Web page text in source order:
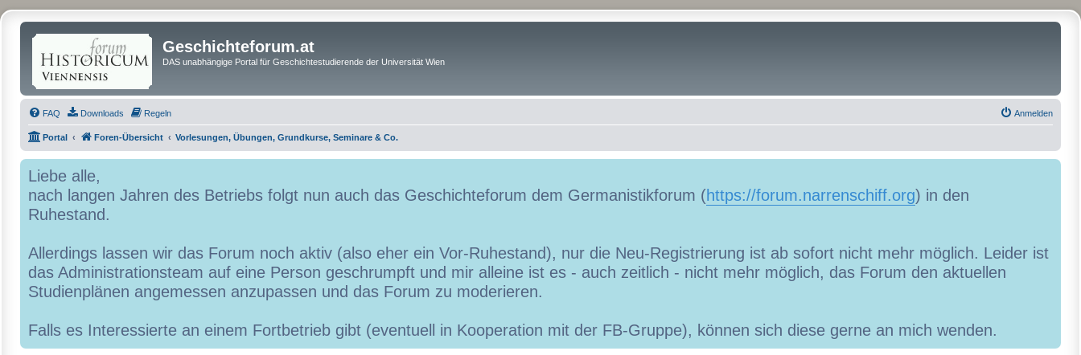
Geschichteforum.at
DAS unabhängige Portal für Geschichtestudierende der Universität Wien
FAQ Downloads Regeln Anmelden
Portal Foren-Übersicht Vorlesungen, Übungen, Grundkurse, Seminare & Co.
Liebe alle,
nach langen Jahren des Betriebs folgt nun auch das Geschichteforum dem Germanistikforum (https://forum.narrenschiff.org) in den
Ruhestand.
Allerdings lassen wir das Forum noch aktiv (also eher ein Vor-Ruhestand), nur die Neu-Registrierung ist ab sofort nicht mehr möglich. Leider ist
das Administrationsteam auf eine Person geschrumpft und mir alleine ist es - auch zeitlich - nicht mehr möglich, das Forum den aktuellen
Studienplänen angemessen anzupassen und das Forum zu moderieren.
Falls es Interessierte an einem Fortbetrieb gibt (eventuell in Kooperation mit der FB-Gruppe), können sich diese gerne an mich wenden.